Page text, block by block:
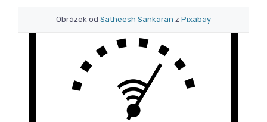
Obrázek od Satheesh Sankaran z Pixabay